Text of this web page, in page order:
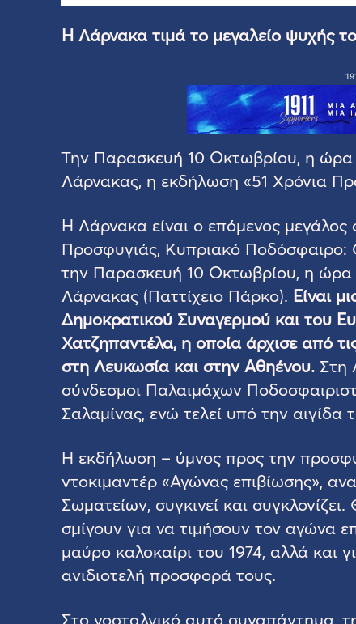
Η Λάρνακα τιμά το μεγαλείο ψυχής
Την Παρασκευή 10 Οκτωβρίου, η ώρα
Λάρνακας, η εκδήλωση «51 Χρόνια
Η Λάρνακα είναι ο επόμενος
Προσφυγιάς, Κυπριακό
την Παρασκευή 10 Οκτωβρίου, η ώρα
Λάρνακας (Παττίχειο Πάρκο). Είναι
Δημοκρατικού Συναγερμού και του
Χατζηπαντέλα, η οποία άρχισε από
στη Λευκωσία και στην Αθηένου. Στη
σύνδεσμοι Παλαιμάχων
Σαλαμίνας, ενώ τελεί υπό την
Η εκδήλωση – ύμνος προς την
ντοκιμαντέρ «Αγώνας επιβίωσης»,
Σωματείων, συγκινεί και
σμίγουν για να τιμήσουν τον αγώνα
μαύρο καλοκαίρι του 1974, αλλά και
ανιδιοτελή προσφορά τους.
Στο νοσταλγικό αυτό συναπάντημα,